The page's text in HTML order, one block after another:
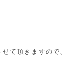
て頂きますので、